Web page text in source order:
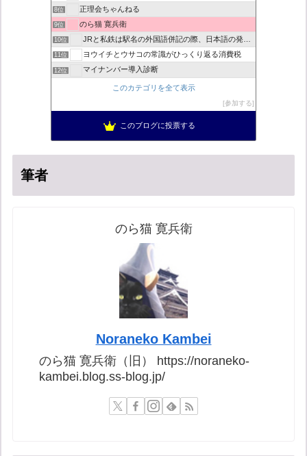
8位 正理会ちゃんねる
9位 のら猫 寛兵衛
10位 JRと私鉄は駅名の外国語併記の際、日本語の発音/…
11位 ヨウイチとウサコの常識がひっくり返る消費税
12位 マイナンバー導入診断
救国と自警の防犯草莽号_草莽愛知実行委員会、
真のジャーナリズムがここにある！
このカテゴリを全て表示
参加する
このブログに投票する
筆者
のら猫 寛兵衛
Noraneko Kambei
のら猫 寛兵衛（旧） https://noraneko-
kambei.blog.ss-blog.jp/